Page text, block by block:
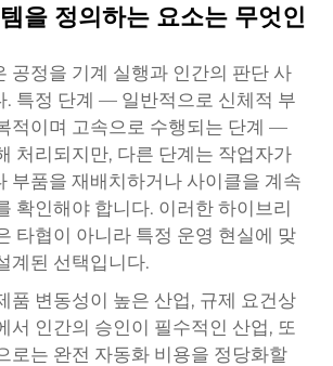
을 정의하는 요소는 무엇인
공정을 기계 실행과 인간의 판단 사
. 특정 단계 — 일반적으로 신체적 부
적이며 고속으로 수행되는 단계 —
처리되지만, 다른 단계는 작업자가
부품을 재배치하거나 사이클을 계속
확인해야 합니다. 이러한 하이브리
타협이 아니라 특정 운영 현실에 맞
계된 선택입니다.
품 변동성이 높은 산업, 규제 요건상
서 인간의 승인이 필수적인 산업, 또
로는 완전 자동화 비용을 정당화할